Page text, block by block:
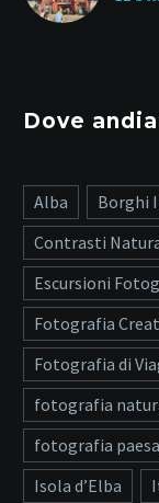
Dove
Alba Borghi
Contrasti
Escursioni
Fotografia
Fotografia di
fotografia
fotografia
Isola d’Elba